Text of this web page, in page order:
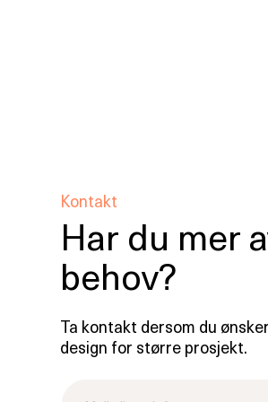
Kontakt
Har du mer
behov?
Ta kontakt dersom du
design for større prosjekt.